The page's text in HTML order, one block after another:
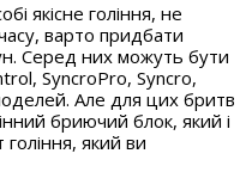
якісне гоління, не
варто придбати
Серед них можуть бути
SyncroPro, Syncro,
Але для цих бритв
бриючий блок, який і
який ви